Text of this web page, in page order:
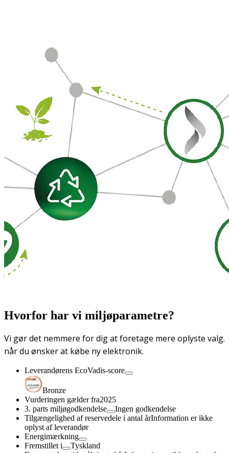
Hvorfor har vi miljøparametre?
Vi gør det nemmere for dig at foretage mere oplyste valg.
når du ønsker at købe ny elektronik.
Leverandørens EcoVadis-score
Bronze
Vurderingen gælder fra2025
3. parts miljøgodkendelse
Ingen godkendelse
Tilgængelighed af reservedele i antal årInformation er ikke
oplyst af leverandør
Energimærkning
Fremstillet i
Tyskland